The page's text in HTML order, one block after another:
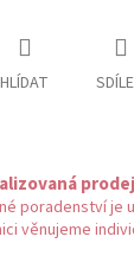
HLÍDAT
poradenství je
věnujeme